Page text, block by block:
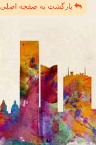
بازگشت به صفحه اصلی